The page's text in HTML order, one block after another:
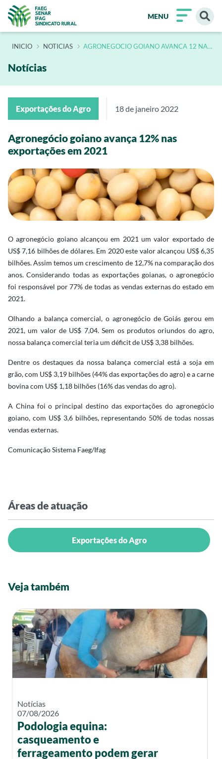
MENU
INÍCIO NOTICIAS AGRONEGOCIO GOIANO AVANCA 12 NAS
Notícias
Exportações do Agro 18 de janeiro 2022
Agronegócio goiano avança 12% nas
exportações em 2021
O agronegócio goiano alcançou em 2021 um valor exportado de
US$ 7,16 bilhões de dólares. Em 2020 este valor alcançou US$ 6,35
bilhões. Assim temos um crescimento de 12,7% na comparação dos
anos. Considerando todas as exportações goianas, o agronegócio
foi responsável por 77% de todas as vendas externas do estado em
2021.
Olhando a balança comercial, o agronegócio de Goiás gerou em
2021, um valor de US$ 7,04. Sem os produtos oriundos do agro,
nossa balança comercial teria um déficit de US$ 3,38 bilhões.
Dentre os destaques da nossa balança comercial está a soja em
grão, com US$ 3,19 bilhões (44% das exportações do agro) e a carne
bovina com US$ 1,18 bilhões (16% das vendas do agro).
A China foi o principal destino das exportações do agronegócio
goiano, com US$ 3,6 bilhões, representando 50% de todas nossas
vendas externas.
Comunicação Sistema Faeg/Ifag
Áreas de atuação
Exportações do Agro
Veja também
Notícias
07/08/2026
Podologia equina:
casqueamento e
ferrageamento podem gerar